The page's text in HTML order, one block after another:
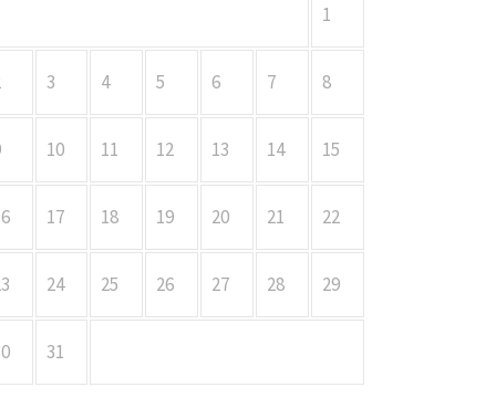
1
3 4 5 6 7 8
10 11 12 13 14 15
17 18 19 20 21 22
24 25 26 27 28 29
31